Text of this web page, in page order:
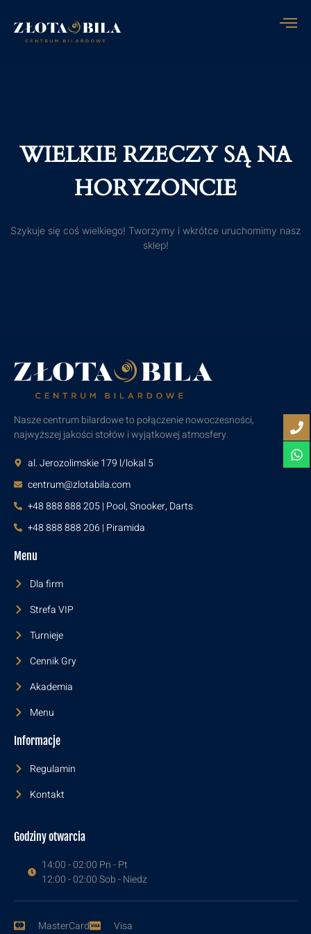
WIELKIE RZECZY SĄ NA
HORYZONCIE
Szykuje się coś wielkiego! Tworzymy i wkrótce uruchomimy nasz
sklep!
Nasze centrum bilardowe to połączenie nowoczesności,
najwyższej jakości stołów i wyjątkowej atmosfery.
al. Jerozolimskie 179 l/lokal 5
centrum@zlotabila.com
+48 888 888 205 | Pool, Snooker, Darts
+48 888 888 206 | Piramida
Menu
Dla firm
Strefa VIP
Turnieje
Cennik Gry
Akademia
Menu
Informacje
Regulamin
Kontakt
Godziny otwarcia
14:00 - 02:00 Pn - Pt
12:00 - 02:00 Sob - Niedz
MasterCard Visa